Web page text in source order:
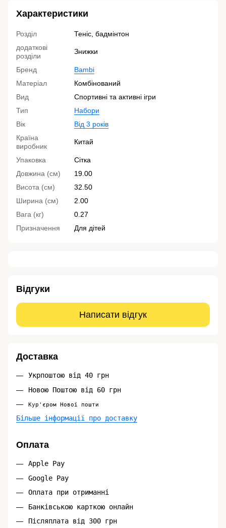
Характеристики
Розділ
Теніс, бадмінтон
додаткові
розділи
Знижки
Бренд
Bambi
Матеріал
Комбінований
Вид
Спортивні та активні ігри
Тип
Набори
Вік
Від 3 років
Країна
виробник
Китай
Упаковка
Сітка
Довжина (см)
19.00
Висота (см)
32.50
Ширина (см)
2.00
Вага (кг)
0.27
Призначення
Для дітей
Відгуки
Написати відгук
Доставка
Укрпоштою від 40 грн
Новою Поштою від 60 грн
Кур'єром Нової пошти
Більше інформації про доставку
Оплата
Apple Pay
Google Pay
Оплата при отриманні
Банківською карткою онлайн
Післяплата від 300 грн